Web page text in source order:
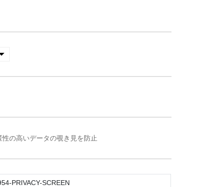
の高いデータの覗き見を防止
PRIVACY-SCREEN